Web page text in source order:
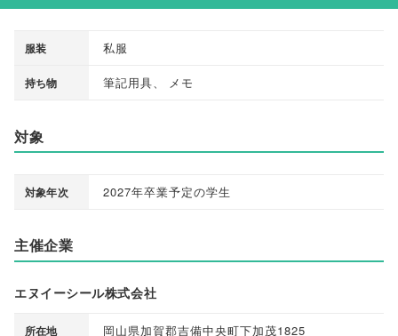
服装 私服
持ち物 筆記用具、 メモ
対象
対象年次 2027年卒業予定の学生
主催企業
エヌイーシール株式会社
所在地 岡山県加賀郡吉備中央町下加茂1825